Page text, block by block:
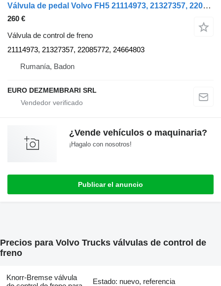
Válvula de pedal Volvo FH5 21114973, 21327357, 22085772, 24664803 válvula de control de freno para Volvo FH5 cabeza tractora
260 €
Válvula de control de freno
21114973, 21327357, 22085772, 24664803
Rumanía, Badon
EURO DEZMEMBRARI SRL
¿Vende vehículos o maquinaria?
¡Hagalo con nosotros!
Publicar el anuncio
Precios para Volvo Trucks válvulas de control de
freno
Knorr-Bremse válvula
Estado: nuevo, referencia